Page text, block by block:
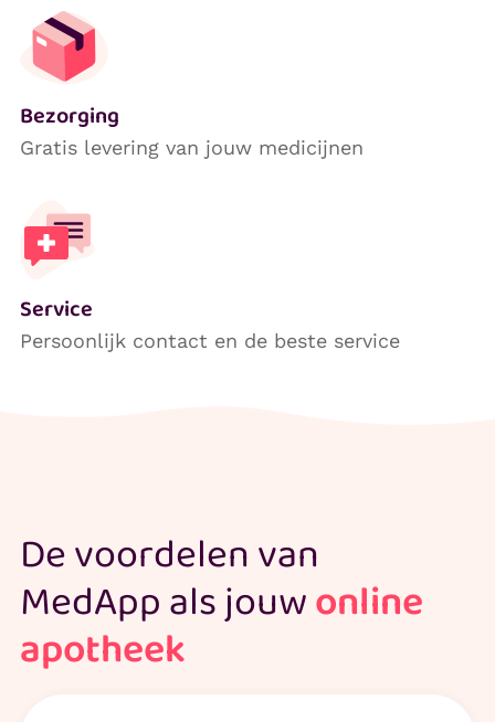
Bezorging
Gratis levering van jouw medicijnen
Service
Persoonlijk contact en de beste service
De voordelen van
MedApp als jouwonline
apotheek